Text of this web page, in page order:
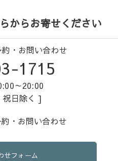
からお寄せください
・お問い合わせ
1715
～20:00
祝日除く ]
・お問い合わせ
せフォーム